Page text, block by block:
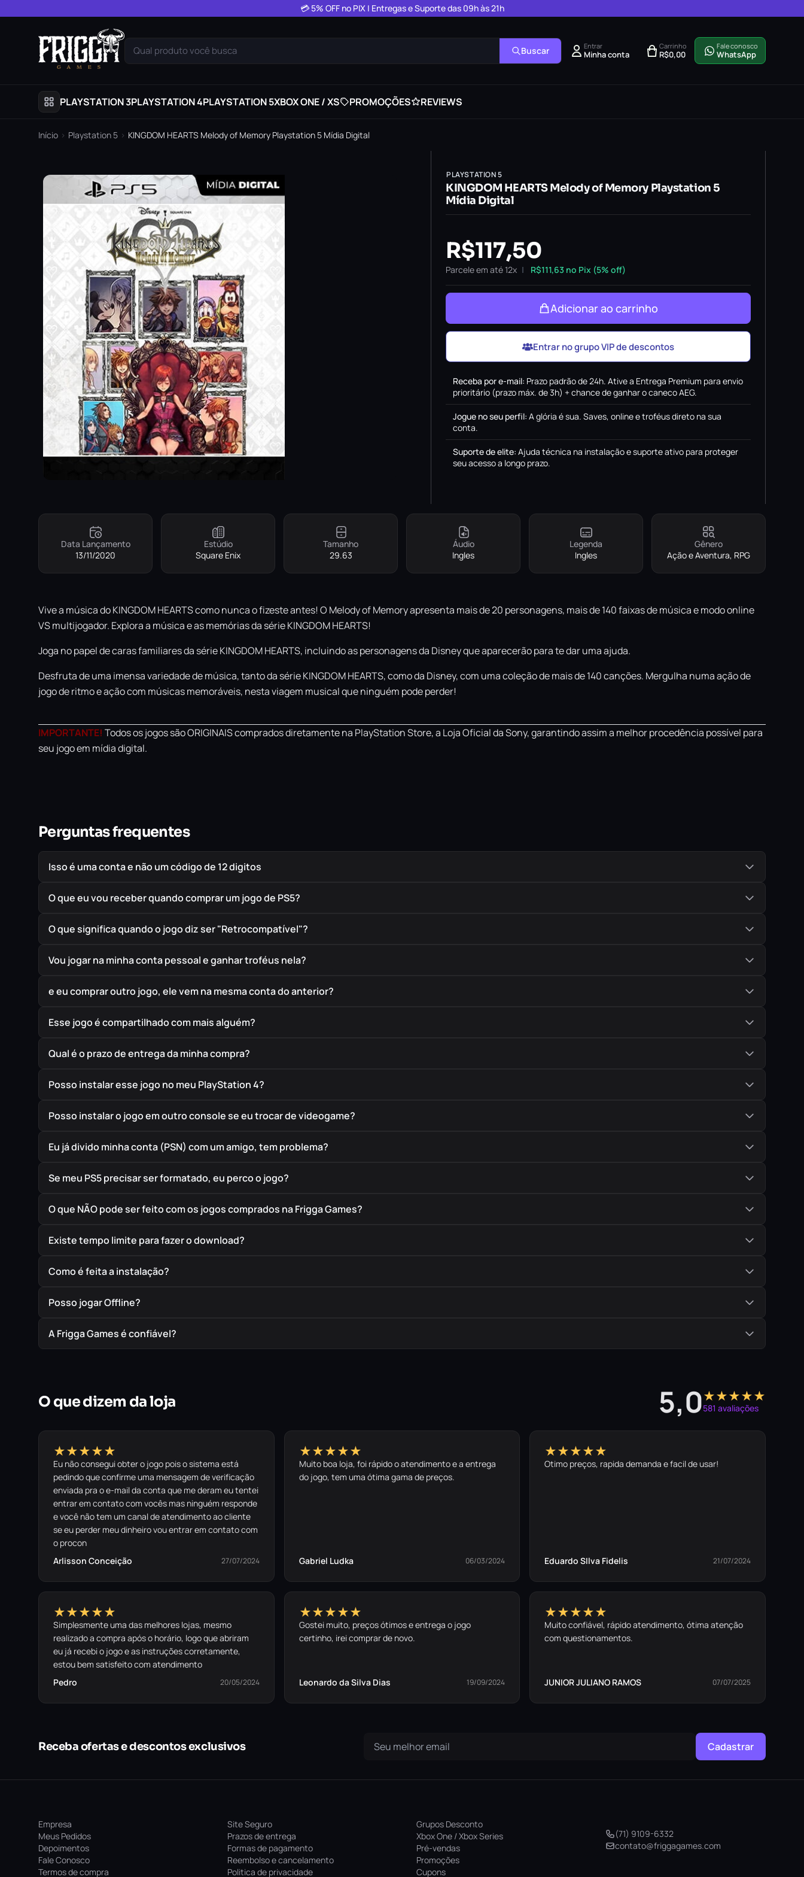
💳 5% OFF no PIX | Entregas e Suporte das 09h às 21h
Qual produto você busca Buscar Entrar
Minha conta
Carrinho
R$0,00
Fale conosco
WhatsApp
PLAYSTATION 3PLAYSTATION 4PLAYSTATION 5XBOX ONE / XS PROMOÇÕES REVIEWS
Início › Playstation 5 › KINGDOM HEARTS Melody of Memory Playstation 5 Mídia Digital
PLAYSTATION 5
KINGDOM HEARTS Melody of Memory Playstation 5
Mídia Digital
R$117,50
Parcele em até 12x R$111,63 no Pix (5% off)
Adicionar ao carrinho
Entrar no grupo VIP de descontos
Receba por e-mail: Prazo padrão de 24h. Ative a Entrega Premium para envio
prioritário (prazo máx. de 3h) + chance de ganhar o caneco AEG.
Jogue no seu perfil: A glória é sua. Saves, online e troféus direto na sua
conta.
Suporte de elite: Ajuda técnica na instalação e suporte ativo para proteger
seu acesso a longo prazo.
Data Lançamento
13/11/2020
Estúdio
Square Enix
Tamanho
29.63
Áudio
Ingles
Legenda
Ingles
Gênero
Ação e Aventura, RPG
Vive a música do KINGDOM HEARTS como nunca o fizeste antes! O Melody of Memory apresenta mais de 20 personagens, mais de 140 faixas de música e modo online
VS multijogador. Explora a música e as memórias da série KINGDOM HEARTS!
Joga no papel de caras familiares da série KINGDOM HEARTS, incluindo as personagens da Disney que aparecerão para te dar uma ajuda.
Desfruta de uma imensa variedade de música, tanto da série KINGDOM HEARTS, como da Disney, com uma coleção de mais de 140 canções. Mergulha numa ação de
jogo de ritmo e ação com músicas memoráveis, nesta viagem musical que ninguém pode perder!
IMPORTANTE! Todos os jogos são ORIGINAIS comprados diretamente na PlayStation Store, a Loja Oficial da Sony, garantindo assim a melhor procedência possível para
seu jogo em mídia digital.
Perguntas frequentes
Isso é uma conta e não um código de 12 digitos
O que eu vou receber quando comprar um jogo de PS5?
O que significa quando o jogo diz ser "Retrocompatível"?
Vou jogar na minha conta pessoal e ganhar troféus nela?
e eu comprar outro jogo, ele vem na mesma conta do anterior?
Esse jogo é compartilhado com mais alguém?
Qual é o prazo de entrega da minha compra?
Posso instalar esse jogo no meu PlayStation 4?
Posso instalar o jogo em outro console se eu trocar de videogame?
Eu já divido minha conta (PSN) com um amigo, tem problema?
Se meu PS5 precisar ser formatado, eu perco o jogo?
O que NÃO pode ser feito com os jogos comprados na Frigga Games?
Existe tempo limite para fazer o download?
Como é feita a instalação?
Posso jogar Offline?
A Frigga Games é confiável?
O que dizem da loja 5,0★★★★★
581 avaliações
★★★★★
Eu não consegui obter o jogo pois o sistema está
pedindo que confirme uma mensagem de verificação
enviada pra o e-mail da conta que me deram eu tentei
entrar em contato com vocês mas ninguém responde
e você não tem um canal de atendimento ao cliente
se eu perder meu dinheiro vou entrar em contato com
o procon
Arlisson Conceição
27/07/2024
★★★★★
Muito boa loja, foi rápido o atendimento e a entrega
do jogo, tem uma ótima gama de preços.
Gabriel Ludka 06/03/2024
★★★★★
Otimo preços, rapida demanda e facil de usar!
Eduardo SIlva Fidelis 21/07/2024
★★★★★
Simplesmente uma das melhores lojas, mesmo
realizado a compra após o horário, logo que abriram
eu já recebi o jogo e as instruções corretamente,
estou bem satisfeito com atendimento
Pedro
20/05/2024
★★★★★
Gostei muito, preços ótimos e entrega o jogo
certinho, irei comprar de novo.
Leonardo da Silva Dias 19/09/2024
★★★★★
Muito confiável, rápido atendimento, ótima atenção
com questionamentos.
JUNIOR JULIANO RAMOS 07/07/2025
Receba ofertas e descontos exclusivos Cadastrar
Empresa
Meus Pedidos
Depoimentos
Fale Conosco
Termos de compra
Site Seguro
Prazos de entrega
Formas de pagamento
Reembolso e cancelamento
Politica de privacidade
Grupos Desconto
Xbox One / Xbox Series
Pré-vendas
Promoções
Cupons
(71) 9109-6332
contato@friggagames.com